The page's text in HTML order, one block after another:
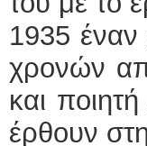
1935 έναν
χρονών
και
έρθουν